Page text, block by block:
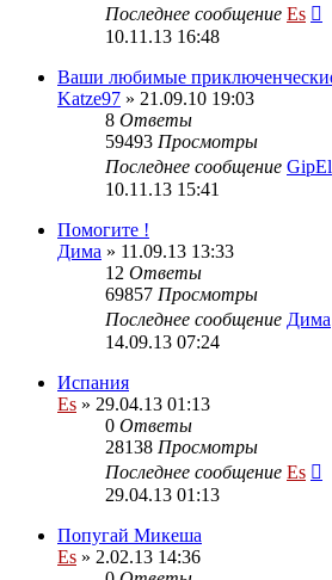
Последнее сообщение Es
10.11.13 16:48
Ваши любимые
Katze97 » 21.09.10 19:03
8 Ответы
59493 Просмотры
Последнее сообщение GipEl
10.11.13 15:41
Помогите !
Дима » 11.09.13 13:33
12 Ответы
69857 Просмотры
Последнее сообщение Дима
14.09.13 07:24
Испания
Es » 29.04.13 01:13
0 Ответы
28138 Просмотры
Последнее сообщение Es
29.04.13 01:13
Попугай Микеша
Es » 2.02.13 14:36